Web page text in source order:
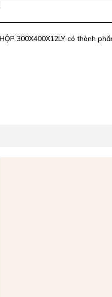
300X400X12LY có thành